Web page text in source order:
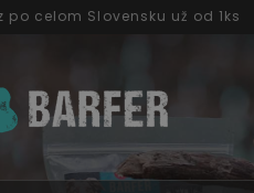
po celom Slovensku už od 1ks